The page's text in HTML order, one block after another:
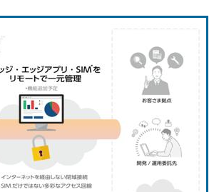
海外生産
制御セキュリティ
新型コロナへの対応